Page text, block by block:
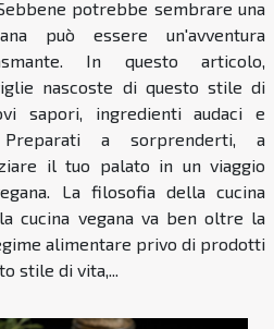
potrebbe sembrare una
può essere un'avventura
In questo articolo,
nascoste di questo stile di
sapori, ingredienti audaci e
Preparati a sorprenderti, a
il tuo palato in un viaggio
La filosofia della cucina
cucina vegana va ben oltre la
alimentare privo di prodotti
stile di vita,...